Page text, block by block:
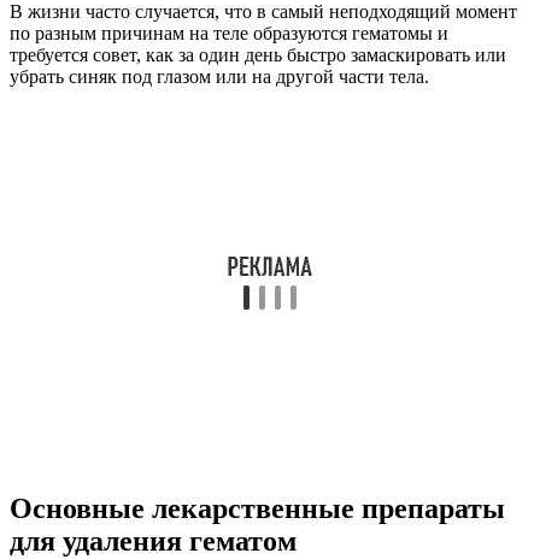
В жизни часто случается, что в самый неподходящий момент
по разным причинам на теле образуются гематомы и
требуется совет, как за один день быстро замаскировать или
убрать синяк под глазом или на другой части тела.
Основные лекарственные препараты
для удаления гематом